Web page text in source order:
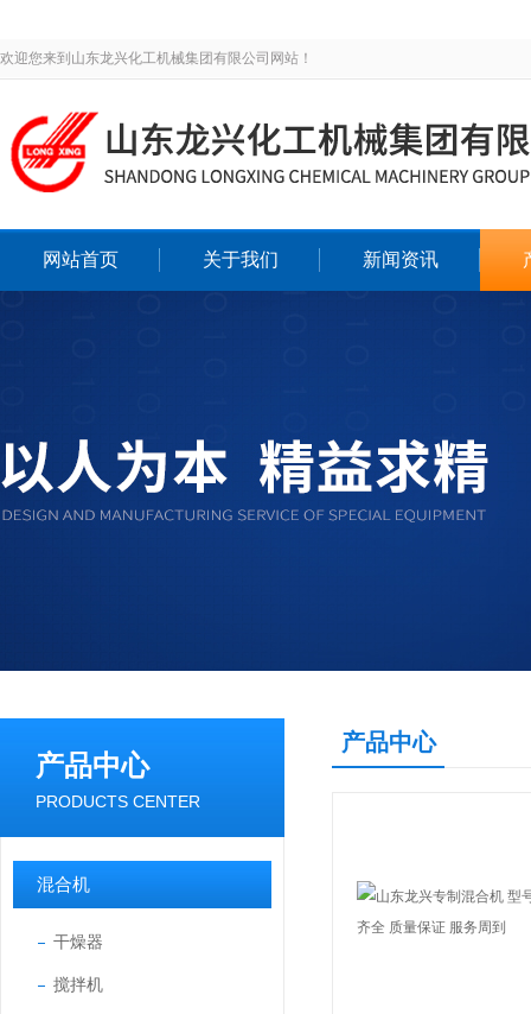
欢迎您来到山东龙兴化工机械集团有限公司网站！
网站首页 关于我们 新闻资讯
产品中心
PRODUCTS CENTER
混合机
干燥器
搅拌机
产品中心